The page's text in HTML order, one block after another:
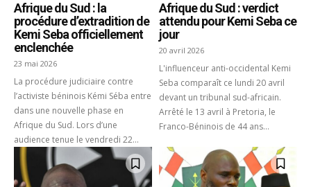
Afrique du Sud : la
procédure d’extradition de
Kemi Seba officiellement
enclenchée
23 mai 2026
La procédure judiciaire contre
l’activiste béninois Kémi Séba entre
dans une nouvelle phase en
Afrique du Sud. Lors d’une
audience tenue le vendredi 22...
Afrique du Sud : verdict
attendu pour Kemi Seba ce
jour
20 avril 2026
L'influenceur anti-occidental Kemi
Seba comparaît ce lundi 20 avril
devant un tribunal sud-africain.
Arrêté le 13 avril à Pretoria, le
Franco-Béninois de 44 ans...